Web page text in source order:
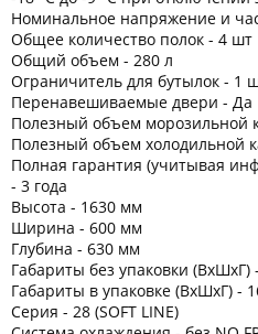
Номинальное напряжение и
Общее количество полок - 4 шт
Общий объем - 280 л
Ограничитель для бутылок - 1
Перенавешиваемые двери - Да
Полезный объем морозильной
Полезный объем холодильной
Полная гарантия (учитывая
- 3 года
Высота - 1630 мм
Ширина - 600 мм
Глубина - 630 мм
Габариты без упаковки (ВхШхГ)
Габариты в упаковке (ВхШхГ) -
Серия - 28 (SOFT LINE)